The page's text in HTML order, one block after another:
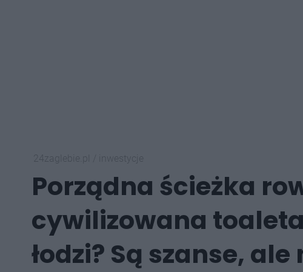
Porządna ścieżka
cywilizowana
łodzi? Są szanse,